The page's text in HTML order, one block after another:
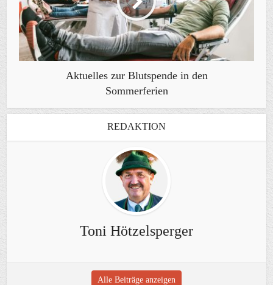
Aktuelles zur Blutspende in den
Sommerferien
REDAKTION
Toni Hötzelsperger
Alle Beiträge anzeigen